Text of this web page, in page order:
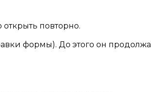
повторно.
формы). До этого он